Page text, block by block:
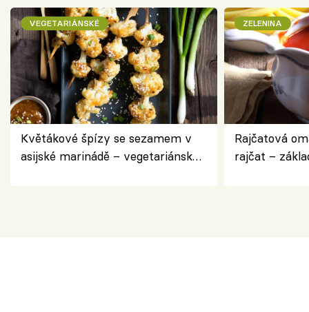
VEGETARIÁNSKÉ
Květákové špízy se sezamem v
asijské marinádě – vegetariánská
ZELENINA
Rajčatová
rajčat –